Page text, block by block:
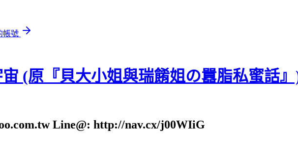
帳號
(原『貝大小姐與瑞餚姐の囂脂私蜜話
Line@: http://nav.cx/j00WIiG